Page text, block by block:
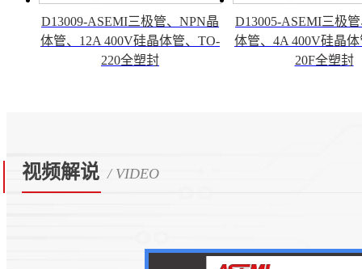
D13009-ASEMI三极管、NPN晶
体管、12A 400V硅晶体管、TO-
220全塑封
D13005-ASEMI三极
体管、4A 400V硅晶
20F全塑封
视频解说 / VIDEO